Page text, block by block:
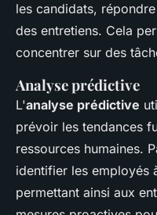
les candidats,
des entretiens. Cela
concentrer sur des
Analyse prédictive
L'analyse prédictive
prévoir les tendances
ressources humaines.
identifier les employés
permettant ainsi aux